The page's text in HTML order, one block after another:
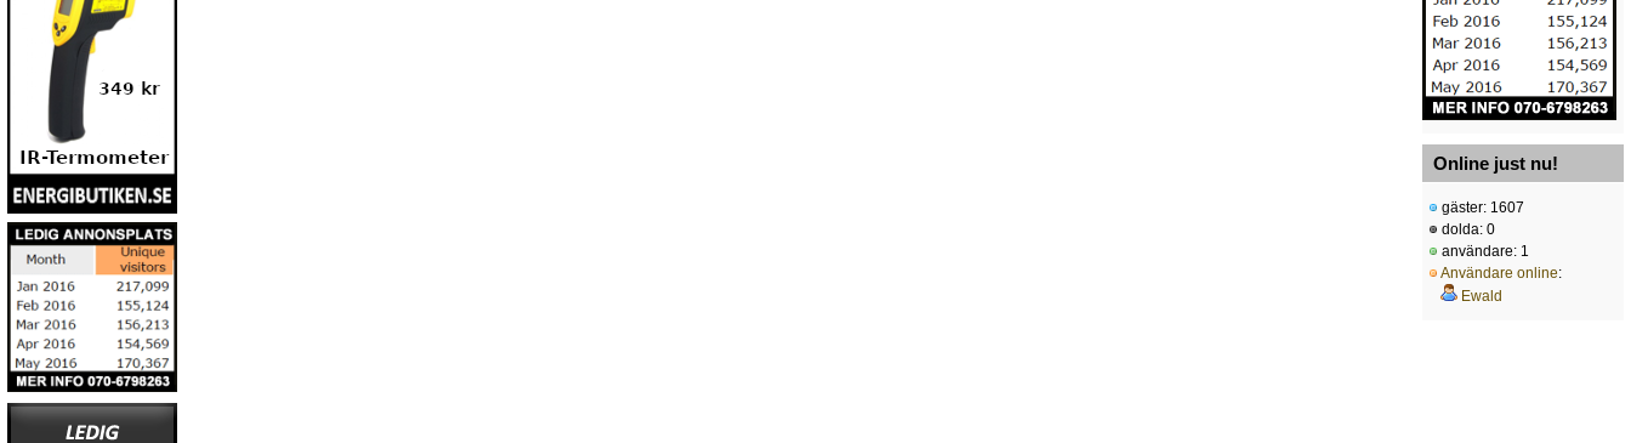
Online just nu!
gäster: 1607
dolda: 0
användare: 1
Användare online:
Ewald